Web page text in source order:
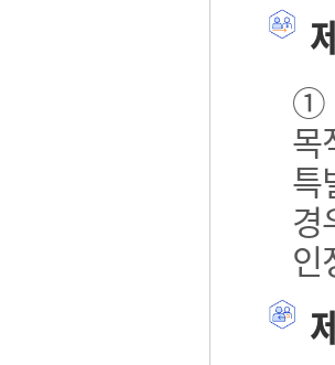
①
목
특
경
인